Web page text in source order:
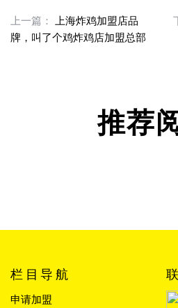
上一篇： 上海炸鸡加盟店品
牌，叫了个鸡炸鸡店加盟总部
推荐
栏目导航
申请加盟